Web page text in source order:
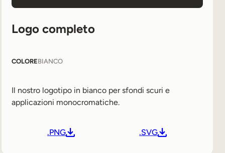
Logo completo
COLOREBIANCO
Il nostro logotipo in bianco per sfondi scuri e
applicazioni monocromatiche.
.PNG .SVG